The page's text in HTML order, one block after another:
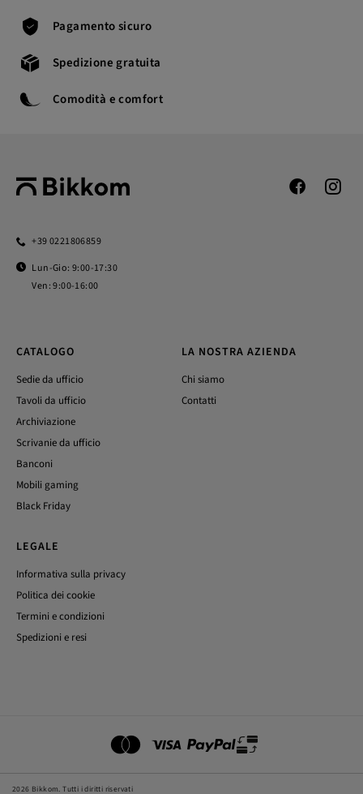
Pagamento sicuro
Spedizione gratuita
Comodità e comfort
+39 0221806859
Lun-Gio: 9:00-17:30
Ven: 9:00-16:00
CATALOGO
Sedie da ufficio
Tavoli da ufficio
Archiviazione
Scrivanie da ufficio
Banconi
Mobili gaming
Black Friday
LA NOSTRA AZIENDA
Chi siamo
Contatti
LEGALE
Informativa sulla privacy
Politica dei cookie
Termini e condizioni
Spedizioni e resi
2026 Bikkom. Tutti i diritti riservati